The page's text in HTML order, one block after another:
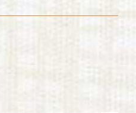
Liderança